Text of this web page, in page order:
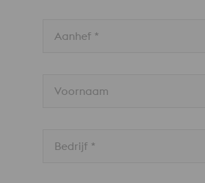
Aanhef *
Voornaam
Bedrijf *